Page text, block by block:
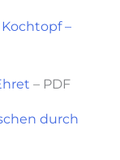
–
– PDF
durch